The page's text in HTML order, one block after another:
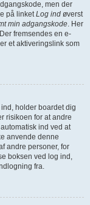
men der
på linket Log ind øverst
min adgangskode . Her
fremsendes en e-
et aktiveringslink som
holder boardet dig
risikoen for at andre
ind ved at
anvende denne
andre personer, for
boksen ved log ind,
fra.